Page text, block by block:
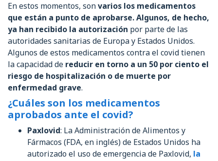
En estos momentos, sonvarios los medicamentos
que están a punto de aprobarse. Algunos, de hecho,
ya han recibido la autorización por parte de las
autoridades sanitarias de Europa y Estados Unidos.
Algunos de estos medicamentos contra el covid tienen
la capacidad de reducir en torno a un 50 por ciento el
riesgo de hospitalización o de muerte por
enfermedad grave.
¿Cuáles son los medicamentos
aprobados ante el covid?
Paxlovid: La Administración de Alimentos y
Fármacos (FDA, en inglés) de Estados Unidos ha
autorizado el uso de emergencia de Paxlovid, la